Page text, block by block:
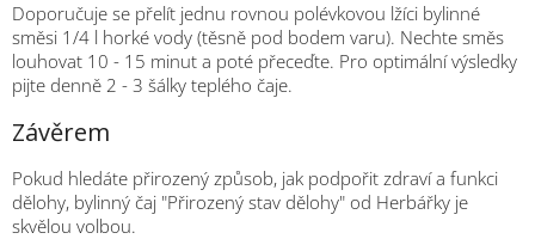
Doporučuje se přelít jednu rovnou polévkovou lžíci bylinné
směsi 1/4 l horké vody (těsně pod bodem varu). Nechte směs
louhovat 10 - 15 minut a poté přeceďte. Pro optimální výsledky
pijte denně 2 - 3 šálky teplého čaje.
Závěrem
Pokud hledáte přirozený způsob, jak podpořit zdraví a funkci
dělohy, bylinný čaj "Přirozený stav dělohy" od Herbářky je
skvělou volbou.